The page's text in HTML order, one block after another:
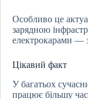
Особливо це
зарядною
електрокарами —
Цікавий факт
У багатьох
працює більшу